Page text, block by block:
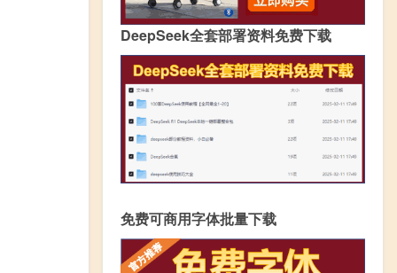
DeepSeek全套部署资料免费下载
免费可商用字体批量下载